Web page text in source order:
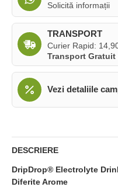
Solicită informații
TRANSPORT
Curier Rapid:
Transport Gratuit
Vezi detaliile
DESCRIERE
DripDrop® Electrolyte
Diferite Arome